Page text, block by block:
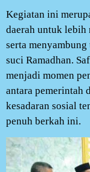
Kegiatan ini
daerah untuk lebih
serta
suci Ramadhan.
menjadi momen
antara pemerintah
kesadaran sosial
penuh berkah ini.